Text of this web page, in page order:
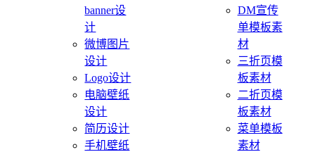
banner设
计
微博图片
设计
Logo设计
电脑壁纸
设计
简历设计
手机壁纸
DM宣传
单模板素
材
三折页模
板素材
二折页模
板素材
菜单模板
素材